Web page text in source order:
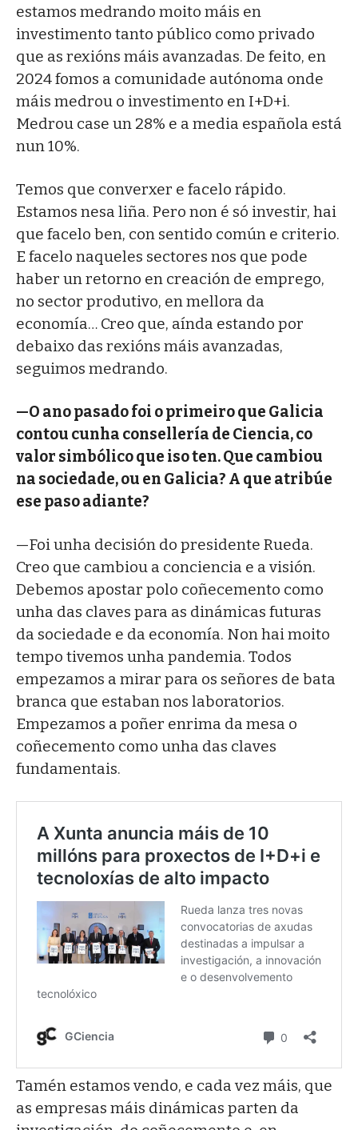
estamos medrando moito máis en
investimento tanto público como privado
que as rexións máis avanzadas. De feito, en
2024 fomos a comunidade autónoma onde
máis medrou o investimento en I+D+i.
Medrou case un 28% e a media española está
nun 10%.
Temos que converxer e facelo rápido.
Estamos nesa liña. Pero non é só investir, hai
que facelo ben, con sentido común e criterio.
E facelo naqueles sectores nos que pode
haber un retorno en creación de emprego,
no sector produtivo, en mellora da
economía… Creo que, aínda estando por
debaixo das rexións máis avanzadas,
seguimos medrando.
—O ano pasado foi o primeiro que Galicia
contou cunha consellería de Ciencia, co
valor simbólico que iso ten. Que cambiou
na sociedade, ou en Galicia? A que atribúe
ese paso adiante?
—Foi unha decisión do presidente Rueda.
Creo que cambiou a conciencia e a visión.
Debemos apostar polo coñecemento como
unha das claves para as dinámicas futuras
da sociedade e da economía. Non hai moito
tempo tivemos unha pandemia. Todos
empezamos a mirar para os señores de bata
branca que estaban nos laboratorios.
Empezamos a poñer enrima da mesa o
coñecemento como unha das claves
fundamentais.
Tamén estamos vendo, e cada vez máis, que
as empresas máis dinámicas parten da